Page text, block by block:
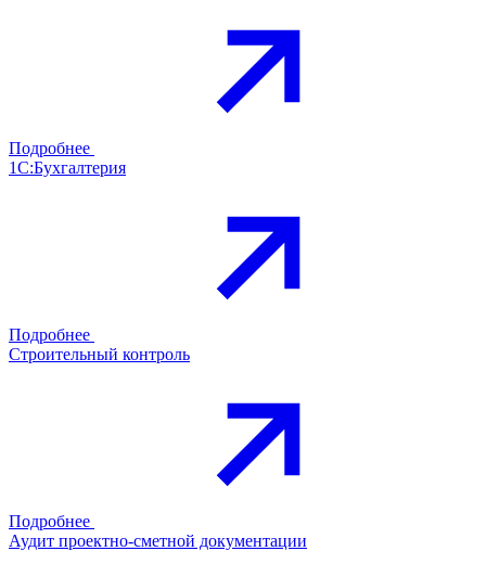
Подробнее
1С:Бухгалтерия
Подробнее
Строительный контроль
Подробнее
Аудит проектно-сметной документации